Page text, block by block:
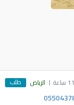
الرياض طلب